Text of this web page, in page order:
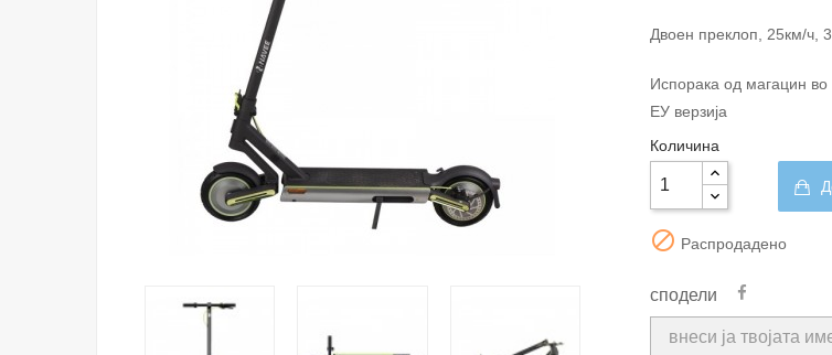
Двоен преклоп, 25км/ч,
Испорака од магацин во
ЕУ верзија
Количина
 Распродадено
сподели